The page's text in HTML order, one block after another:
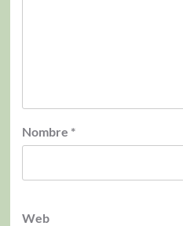
Nombre *
Web